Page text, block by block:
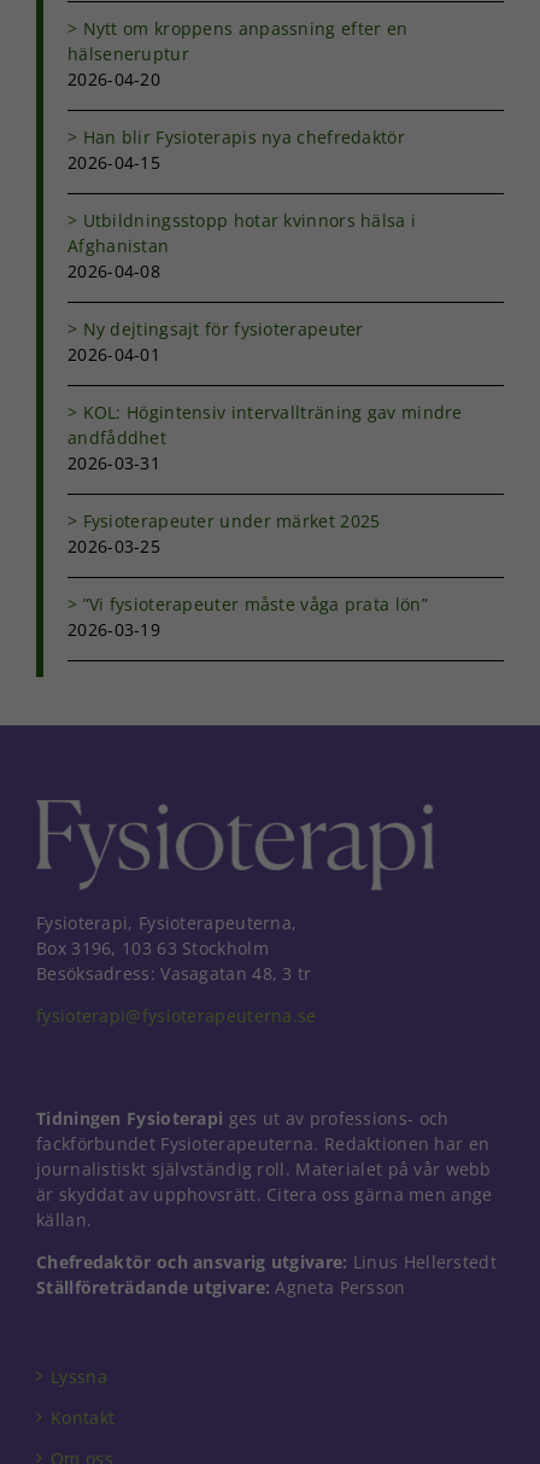
Nytt om kroppens anpassning efter en
hälseneruptur
2026-04-20
Han blir Fysioterapis nya chefredaktör
2026-04-15
Utbildningsstopp hotar kvinnors hälsa i
Afghanistan
2026-04-08
Ny dejtingsajt för fysioterapeuter
2026-04-01
KOL: Högintensiv intervallträning gav mindre
andfåddhet
2026-03-31
Fysioterapeuter under märket 2025
2026-03-25
”Vi fysioterapeuter måste våga prata lön”
2026-03-19
Fysioterapi, Fysioterapeuterna,
Box 3196, 103 63 Stockholm
Besöksadress: Vasagatan 48, 3 tr
fysioterapi@fysioterapeuterna.se
Tidningen Fysioterapi ges ut av professions- och
fackförbundet Fysioterapeuterna. Redaktionen har en
journalistiskt självständig roll. Materialet på vår webb
är skyddat av upphovsrätt. Citera oss gärna men ange
källan.
Chefredaktör och ansvarig utgivare: Linus Hellerstedt
Ställföreträdande utgivare: Agneta Persson
Lyssna
Kontakt
Om oss